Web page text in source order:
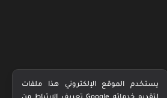
يستخدم الموقع الإلكتروني هذا ملفات